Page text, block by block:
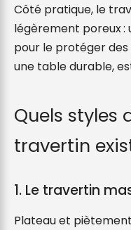
Côté pratique, le
légèrement poreux
pour le protéger des
une table durable,
Quels styles
travertin
1. Le travertin
Plateau et